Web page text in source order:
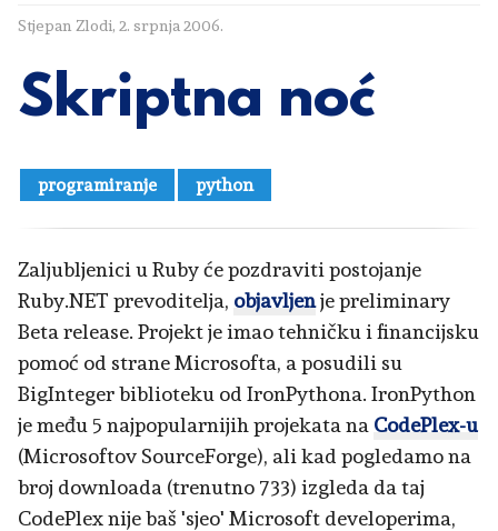
Stjepan Zlodi, 2. srpnja 2006.
Skriptna noć
programiranje python
Zaljubljenici u Ruby će pozdraviti postojanje
Ruby.NET prevoditelja, objavljenje preliminary
Beta release. Projekt je imao tehničku i financijsku
pomoć od strane Microsofta, a posudili su
BigInteger biblioteku od IronPythona. IronPython
je među 5 najpopularnijih projekata na CodePlex-u
(Microsoftov SourceForge), ali kad pogledamo na
broj downloada (trenutno 733) izgleda da taj
CodePlex nije baš 'sjeo' Microsoft developerima,